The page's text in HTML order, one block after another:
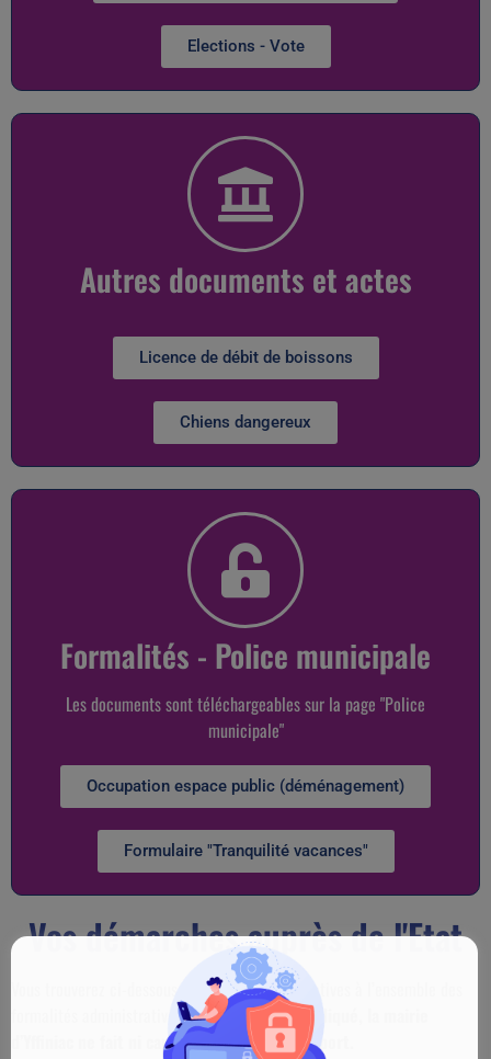
Elections - Vote
Autres documents et actes
Licence de débit de boissons
Chiens dangereux
Formalités - Police municipale
Les documents sont téléchargeables sur la page "Police
municipale"
Occupation espace public (déménagement)
Formulaire "Tranquilité vacances"
Vos démarches auprès de l'Etat
Vous trouverez ci-dessous, les informations relatives à l’ensemble des
formalités administratives de l’Etat.Comme indiqué, la mairie
d’Yffiniac ne fait ni carte d’identité ni passeport.